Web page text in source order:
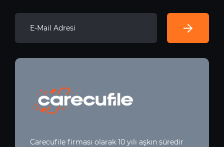
Carecufile firması olarak 10 yılı aşkın süredir